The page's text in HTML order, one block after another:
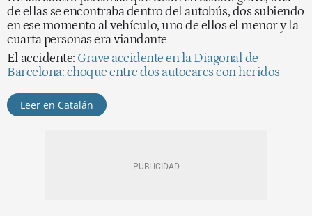
de ellas se encontraba dentro del autobús, dos subiendo
en ese momento al vehículo, uno de ellos el menor y la
cuarta personas era viandante
El accidente: Grave accidente en la Diagonal de
Barcelona: choque entre dos autocares con heridos
Leer en Catalán